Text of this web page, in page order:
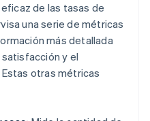
de las tasas de
una serie de métricas
más detallada
y el
otras métricas